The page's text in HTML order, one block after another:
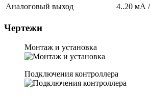
Аналоговый выход
4..20 мА
Чертежи
Монтаж и установка
Подключения контроллера